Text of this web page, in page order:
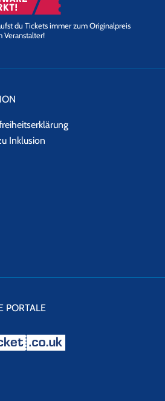
du Tickets immer zum Originalpreis
Veranstalter!
Inklusion
PORTALE